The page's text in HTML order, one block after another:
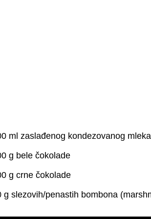
ml zaslađenog kondezovanog mleka
g bele čokolade
g crne čokolade
g slezovih/penastih bombona